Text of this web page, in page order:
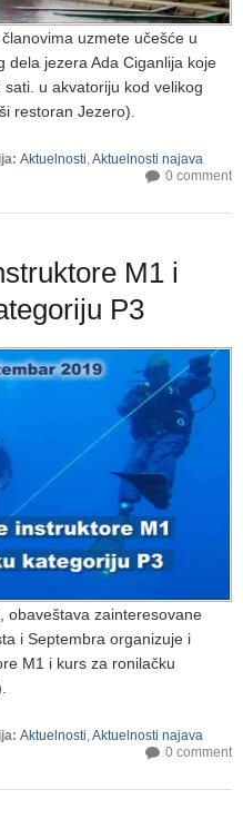
uzmete učešće u
dela jezera Ada Ciganlija koje
u akvatoriju kod velikog
restoran Jezero).
: Aktuelnosti,Aktuelnosti najava
0 comment
M1 i
P3
obaveštava zainteresovane
i Septembra organizuje i
M1 i kurs za ronilačku
: Aktuelnosti,Aktuelnosti najava
0 comment